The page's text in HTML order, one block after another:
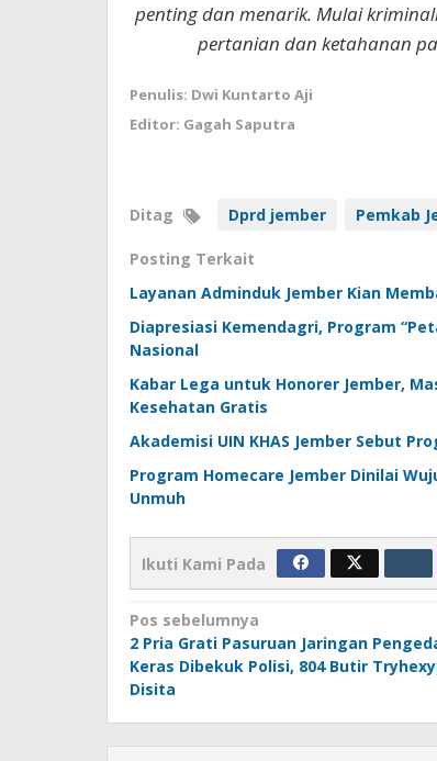
penting dan menarik. Mulai
pertanian dan ketahanan
Penulis: Dwi Kuntarto Aji
Editor: Gagah Saputra
Ditag Dprd jember Pemkab
Posting Terkait
Layanan Adminduk Jember Kian
Diapresiasi Kemendagri, Program
Nasional
Kabar Lega untuk Honorer Jember,
Kesehatan Gratis
Akademisi UIN KHAS Jember Sebut
Program Homecare Jember Dinilai
Unmuh
Ikuti Kami Pada
Navigasi
pos
Pos sebelumnya
2 Pria Grati Pasuruan Jaringan
Keras Dibekuk Polisi, 804 Butir
Disita